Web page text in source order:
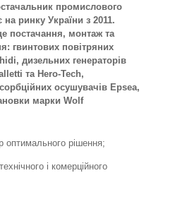
промислового
ринку України з 2011.
постачання, монтаж та
гвинтових повітряних
дизельних генераторів
та Hero-Tech,
осушувачів Epsea,
марки Wolf
оптимального рішення;
і комерційного